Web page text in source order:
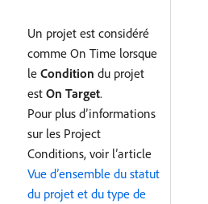
Un projet est considéré
comme On Time lorsque
le Condition du projet
est On Target.
Pour plus d’informations
sur les Project
Conditions, voir l’article
Vue d’ensemble du statut
du projet et du type de